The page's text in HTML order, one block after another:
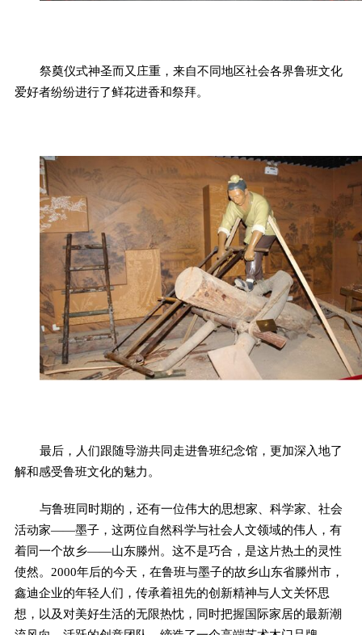
祭奠仪式神圣而又庄重，来自不同地区社会各界鲁班文化
爱好者纷纷进行了鲜花进香和祭拜。
最后，人们跟随导游共同走进鲁班纪念馆，更加深入地了
解和感受鲁班文化的魅力。
与鲁班同时期的，还有一位伟大的思想家、科学家、社会
活动家——墨子，这两位自然科学与社会人文领域的伟人，有
着同一个故乡——山东滕州。这不是巧合，是这片热土的灵性
使然。2000年后的今天，在鲁班与墨子的故乡山东省滕州市，
鑫迪企业的年轻人们，传承着祖先的创新精神与人文关怀思
想，以及对美好生活的无限热忱，同时把握国际家居的最新潮